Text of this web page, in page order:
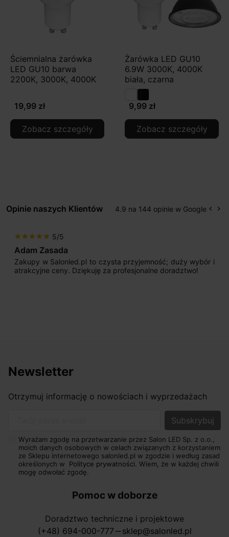
Ściemnialna żarówka
LED GU10 barwa
2200K, 3000K, 4000K
19,99 zł
Zobacz szczegóły
Żarówka LED GU10
6.9W 3000K, 4000K
biała, czarna
9,99 zł
Zobacz szczegóły
Opinie naszych Klientów 4.9 na 144 opinie w Google keyboard_arrow_left keyboard_arrow_right
star star star star star 5/5
Adam Zasada
Zakupy w Salonled.pl to czysta przyjemność; duży wybór i
atrakcyjne ceny. Dziękuję za profesjonalne doradztwo!
Newsletter
Otrzymuj informację o nowościach i wyprzedażach
Wyrażam zgodę na przetwarzanie przez Salon LED Sp. z o.o.,
moich danych osobowych w celach związanych z korzystaniem
ze Sklepu internetowego salonled.pl w zgodzie i według zasad
określonych w Polityce prywatności. Wiem, że w każdej chwili
mogę odwołać zgodę.
Pomoc w doborze
Doradztwo techniczne i projektowe
(+48) 694-000-777 horizontal_rule sklep@salonled.pl